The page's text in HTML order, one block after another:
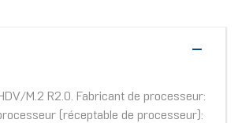
M.2 R2.0. Fabricant de processeur:
(réceptable de processeur):